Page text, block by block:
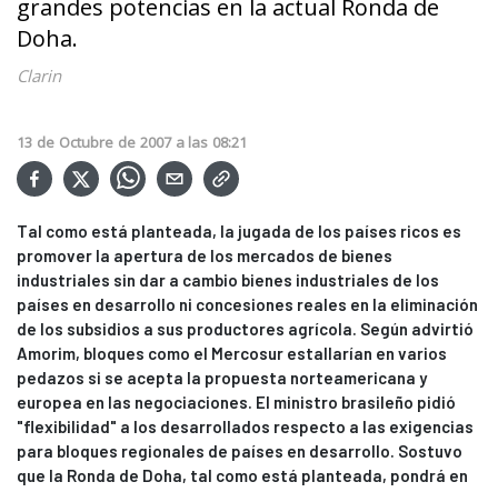
grandes potencias en la actual Ronda de
Doha.
Clarin
13 de Octubre de 2007 a las 08:21
Tal como está planteada, la jugada de los países ricos es
promover la apertura de los mercados de bienes
industriales sin dar a cambio bienes industriales de los
países en desarrollo ni concesiones reales en la eliminación
de los subsidios a sus productores agrícola. Según advirtió
Amorim, bloques como el Mercosur estallarían en varios
pedazos si se acepta la propuesta norteamericana y
europea en las negociaciones. El ministro brasileño pidió
"flexibilidad" a los desarrollados respecto a las exigencias
para bloques regionales de países en desarrollo. Sostuvo
que la Ronda de Doha, tal como está planteada, pondrá en